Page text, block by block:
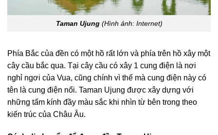
Taman Ujung(Hình ảnh: Internet)
Phía Bắc của đền có một hồ rất lớn và phía trên hồ xây một
cây cầu bắc qua. Tại cây cầu có xây 1 cung điện là nơi
nghỉ ngơi của Vua, cũng chính vì thế mà cung điện này có
tên là cung điện nổi. Taman Ujung được xây dựng với
những tấm kính đầy màu sắc khi nhìn từ bên trong theo
kiến trúc của Châu Âu.